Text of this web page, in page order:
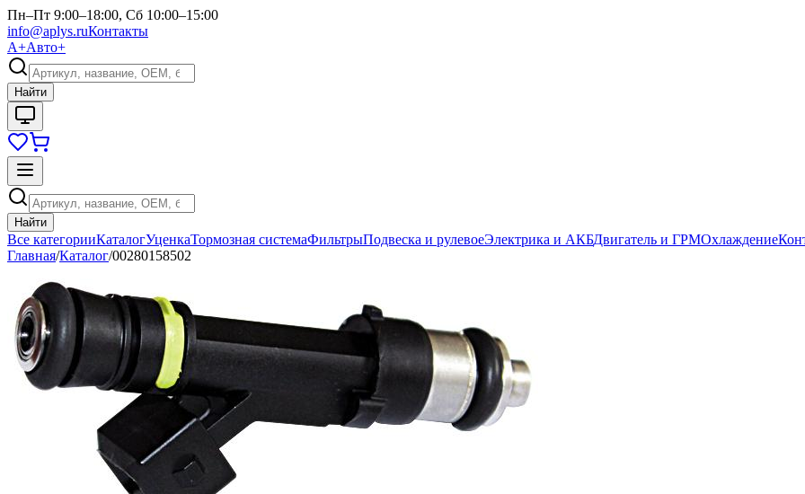
Пн–Пт 9:00–18:00, Сб 10:00–15:00
info@aplys.ruКонтакты
А+Авто+
Найти
Найти
Все категорииКаталогУценкаТормозная системаФильтрыПодвеска и рулевоеЭлектрика и АКБДвигатель и ГРМОхлаждение
Главная/Каталог/00280158502